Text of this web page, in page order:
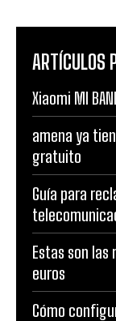
ARTÍCULOS
Xiaomi MI
amena ya
gratuito
Guía para
Estas son las
euros
Cómo